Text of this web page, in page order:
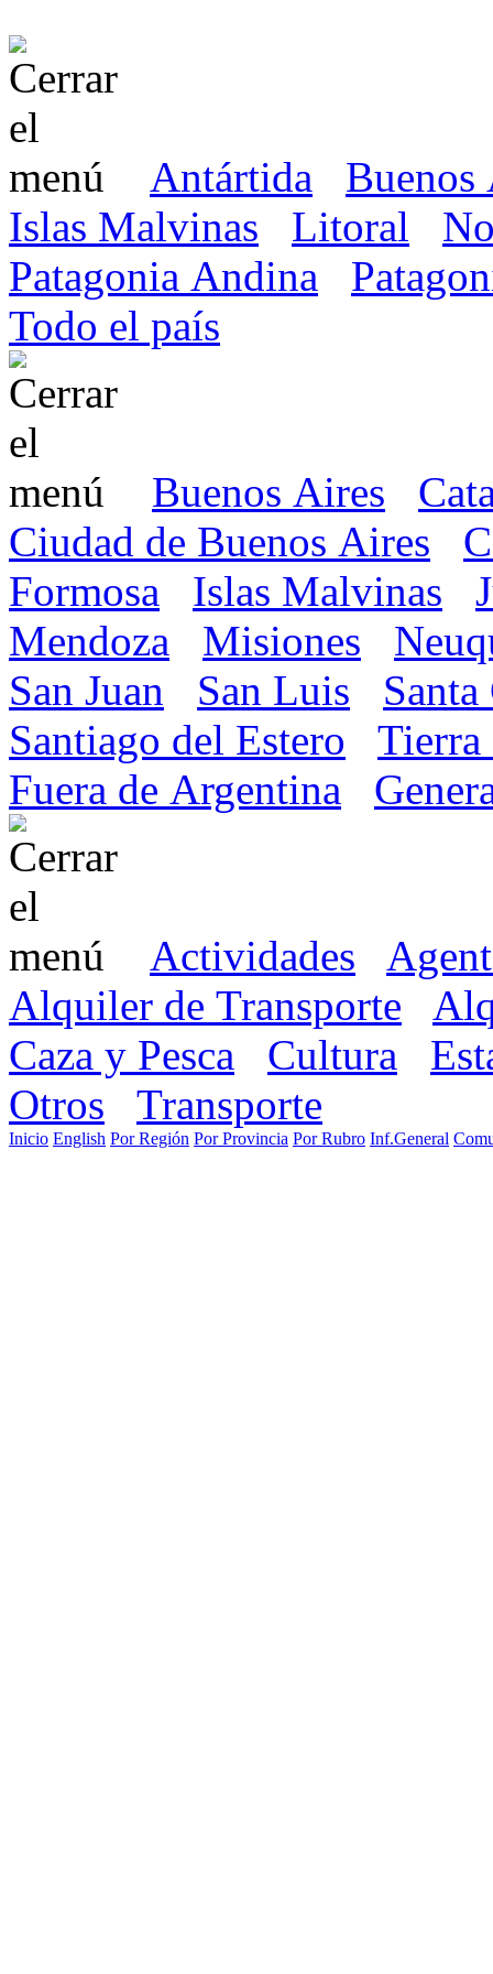
Antártida
Buenos
Islas Malvinas
Litoral
Patagonia Andina
Todo el país
Buenos Aires
Ciudad de Buenos Aires
Formosa
Islas Malvinas
Mendoza
Misiones
San Juan
San Luis
Santiago del Estero
Tierra
Fuera de Argentina
Actividades
Alquiler de Transporte
Caza y Pesca
Cultura
Otros
Transporte
Inicio English Por Región Por Provincia Por Rubro Inf.General